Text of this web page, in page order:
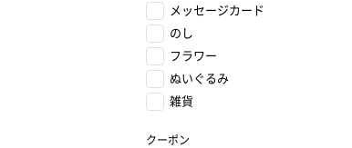
メッセージカード
のし
フラワー
ぬいぐるみ
雑貨
クーポン